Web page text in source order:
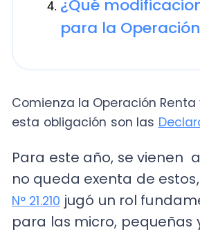
Comienza la Operación Renta y
esta obligación son las
N° 21.210jugó un rol
para las micro, pequeñas y
Por lo cual, incorpora en su
tributarios, tales como el
Transparente.Por lo tanto,
para el llenado de la